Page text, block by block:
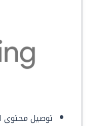
توصيل محتوى